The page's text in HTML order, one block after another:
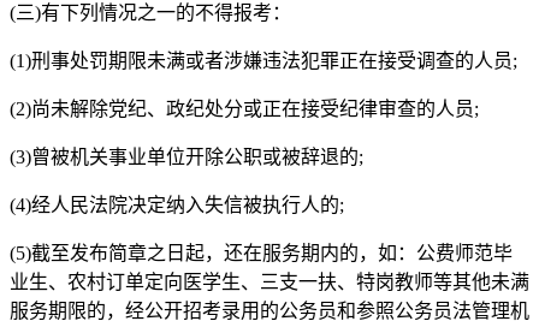
(三)有下列情况之一的不得报考：
(1)刑事处罚期限未满或者涉嫌违法犯罪正在接受调查的人员;
(2)尚未解除党纪、政纪处分或正在接受纪律审查的人员;
(3)曾被机关事业单位开除公职或被辞退的;
(4)经人民法院决定纳入失信被执行人的;
(5)截至发布简章之日起，还在服务期内的，如：公费师范毕
业生、农村订单定向医学生、三支一扶、特岗教师等其他未满
服务期限的，经公开招考录用的公务员和参照公务员法管理机